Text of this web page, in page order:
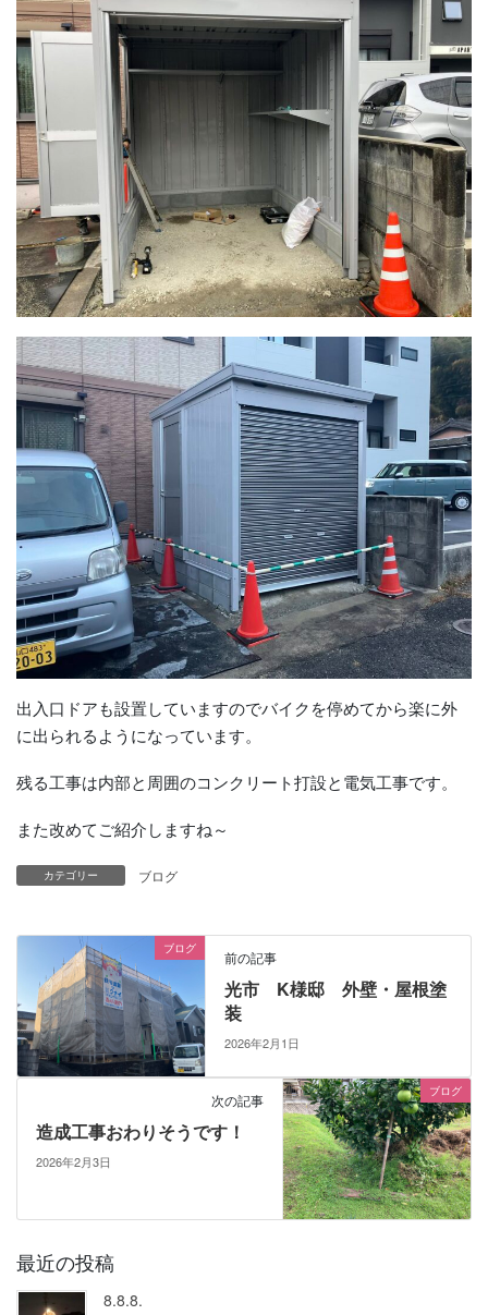
出入口ドアも設置していますのでバイクを停めてから楽に外
に出られるようになっています。
残る工事は内部と周囲のコンクリート打設と電気工事です。
また改めてご紹介しますね～
カテゴリー ブログ
ブログ 前の記事
光市 K様邸 外壁・屋根塗
装
2026年2月1日
ブログ
次の記事
造成工事おわりそうです！
2026年2月3日
最近の投稿
8.8.8.